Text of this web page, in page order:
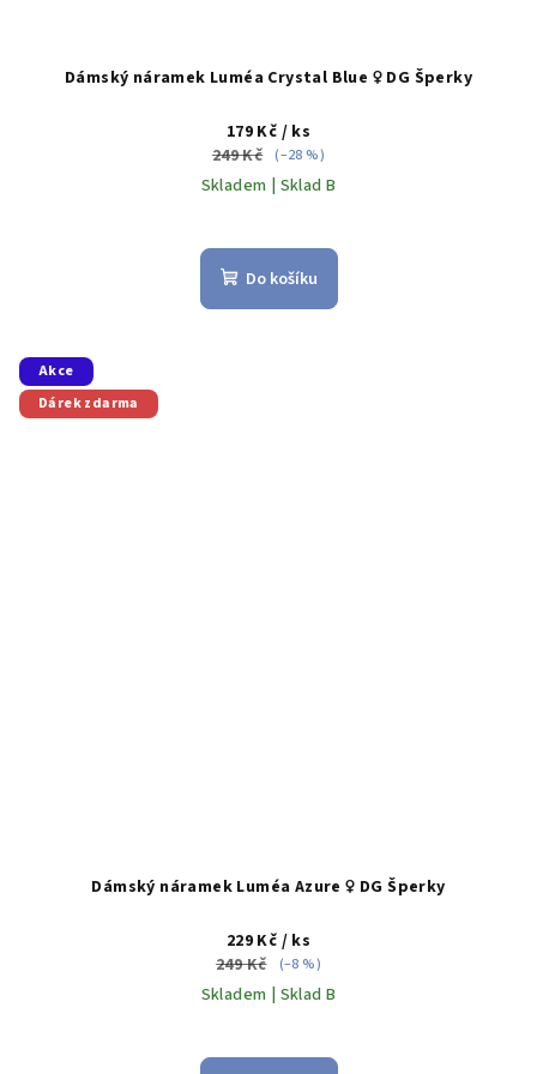
Dámský náramek Luméa Crystal Blue ♀️ DG Šperky
179 Kč / ks
249 Kč (–28 %)
Skladem | Sklad B
Do košíku
Akce
Dárek zdarma
Dámský náramek Luméa Azure ♀️ DG Šperky
229 Kč / ks
249 Kč
(–8 %)
Skladem | Sklad B